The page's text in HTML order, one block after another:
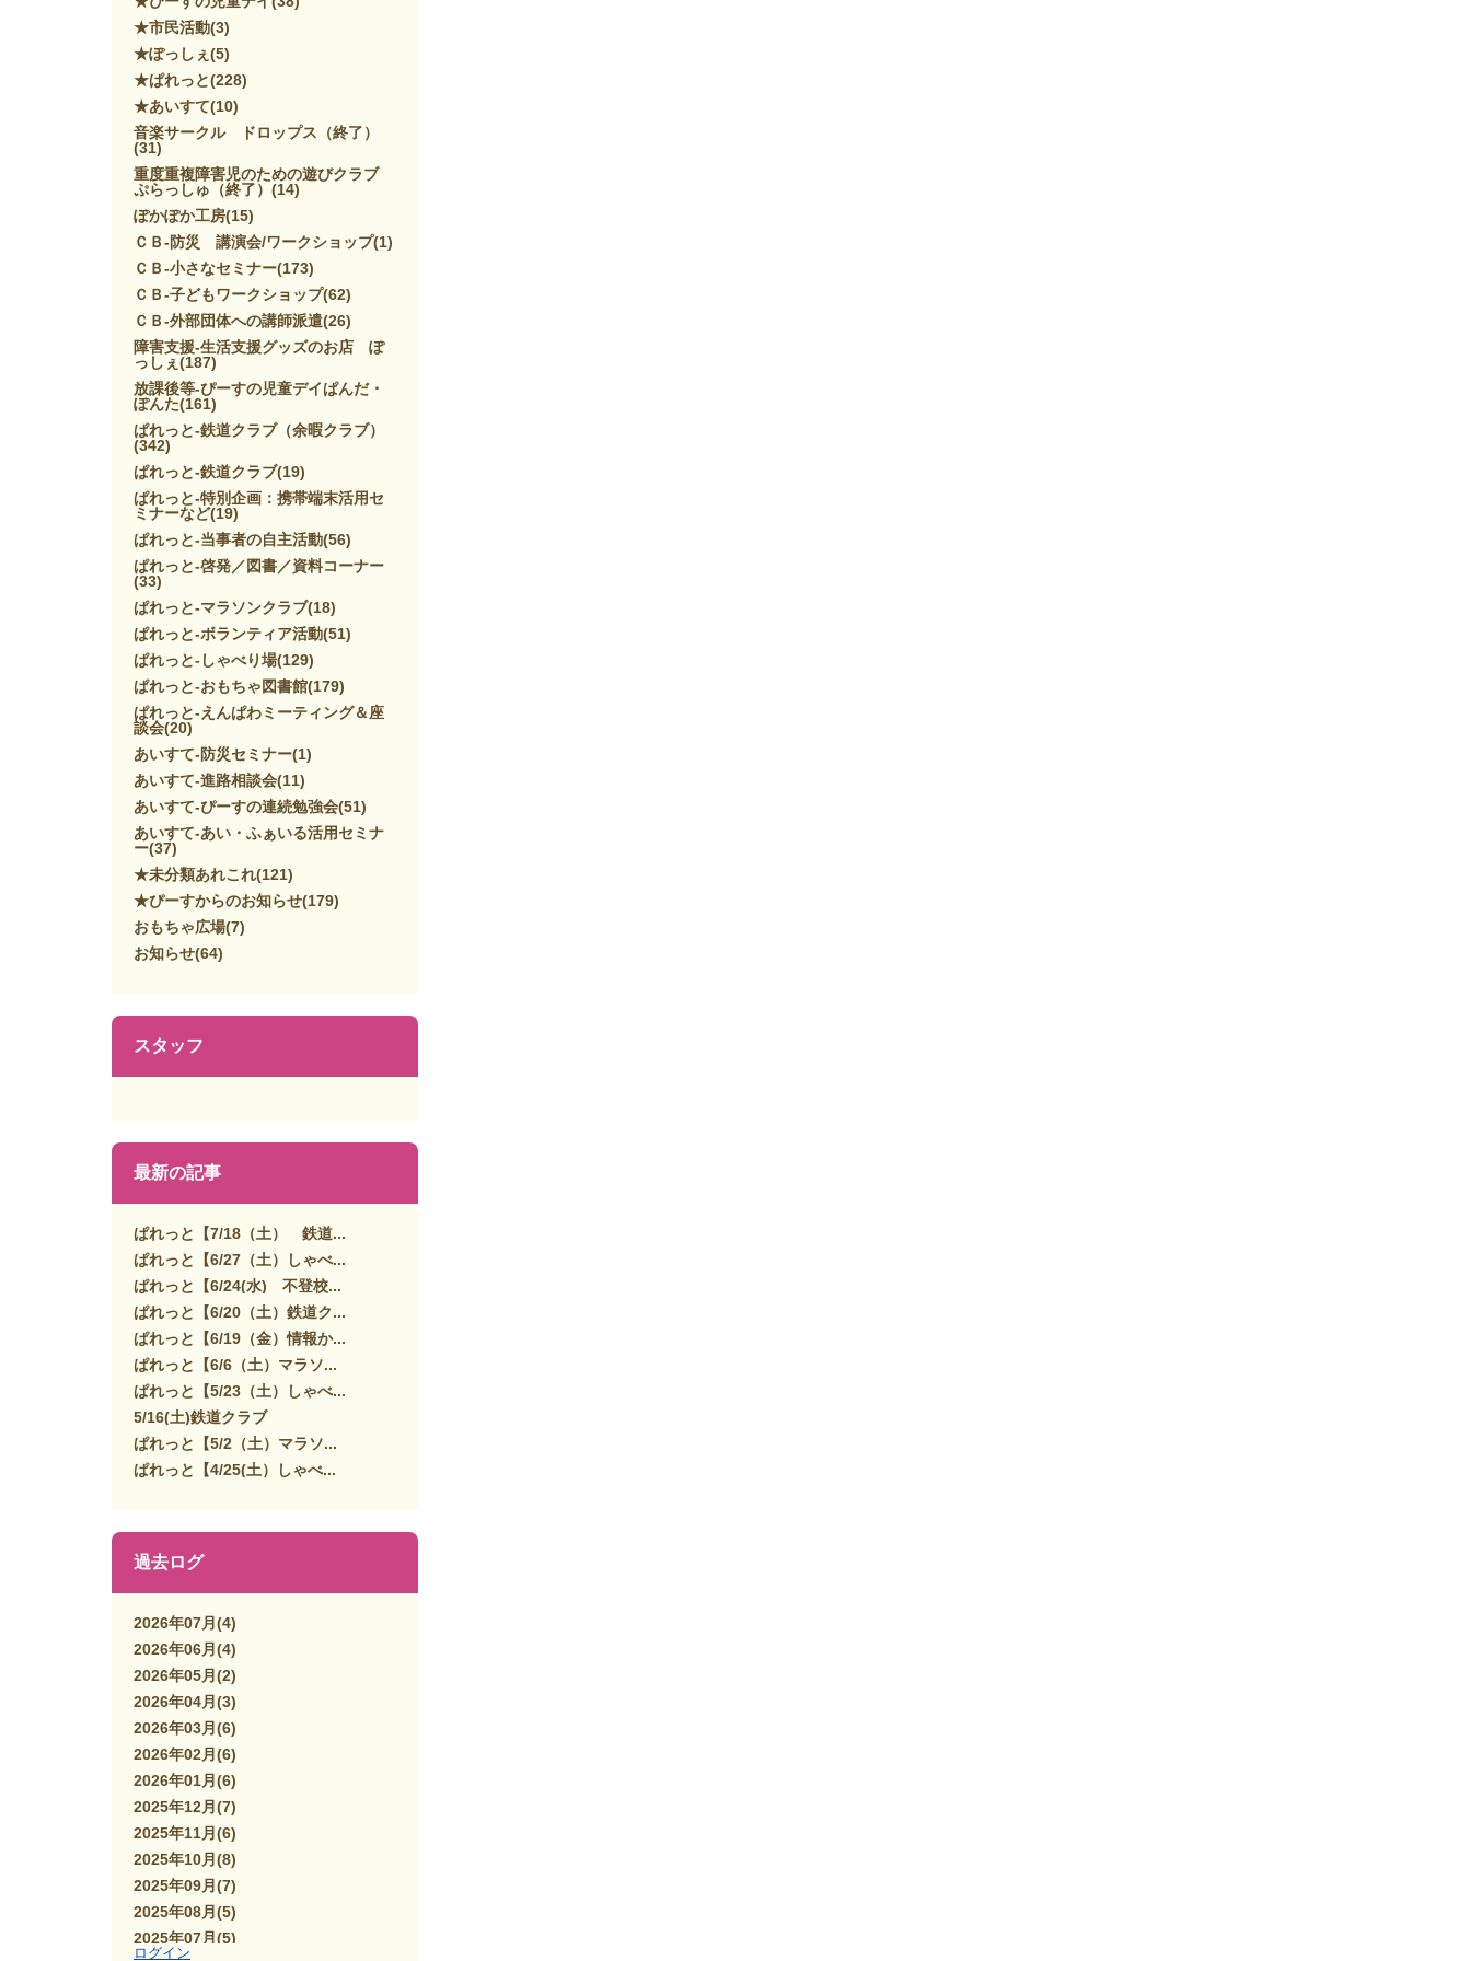
★市民活動(3)
★ぽっしぇ (5)
★ぱれっと(228)
★あいすて(10)
音楽サークル ドロップス（終了）
(31)
重度重複障害児のための遊びクラブ
ぷらっしゅ（終了） (14)
ぽかぽか工房(15)
ＣＢ-防災 講演会/ワークショップ(1)
ＣＢ-小さなセミナー(173)
ＣＢ-子どもワークショップ(62)
ＣＢ-外部団体への講師派遣(26)
障害支援-生活支援グッズのお店 ぽ
っしぇ (187)
放課後等-ぴーすの児童デイぱんだ・
ぽんた(161)
ぱれっと-鉄道クラブ（余暇クラブ）
(342)
ぱれっと-鉄道クラブ(19)
ぱれっと-特別企画：携帯端末活用セ
ミナーなど(19)
ぱれっと-当事者の自主活動(56)
ぱれっと-啓発／図書／資料コーナー
(33)
ぱれっと-マラソンクラブ(18)
ぱれっと-ボランティア活動(51)
ぱれっと-しゃべり場(129)
ぱれっと-おもちゃ図書館(179)
ぱれっと-えんぱわミーティング＆座
談会(20)
あいすて-防災セミナー(1)
あいすて-進路相談会(11)
あいすて-ぴーすの連続勉強会(51)
あいすて-あい・ふぁいる活用セミナ
ー(37)
★未分類あれこれ(121)
★ぴーすからのお知らせ(179)
おもちゃ広場(7)
お知らせ(64)
スタッフ
最新の記事
ぱれっと【7/18（土） 鉄道...
ぱれっと【6/27（土）しゃべ...
ぱれっと【6/24(水) 不登校...
ぱれっと【6/20（土）鉄道ク...
ぱれっと【6/19（金）情報か...
ぱれっと【6/6（土）マラソ...
ぱれっと【5/23（土）しゃべ...
5/16(土)鉄道クラブ
ぱれっと【5/2（土）マラソ...
ぱれっと【4/25(土）しゃべ...
過去ログ
2026年07月 (4)
2026年06月 (4)
2026年05月 (2)
2026年04月 (3)
2026年03月 (6)
2026年02月 (6)
2026年01月 (6)
2025年12月 (7)
2025年11月 (6)
2025年10月 (8)
2025年09月 (7)
2025年08月 (5)
2025年07月 (5)
ログイン